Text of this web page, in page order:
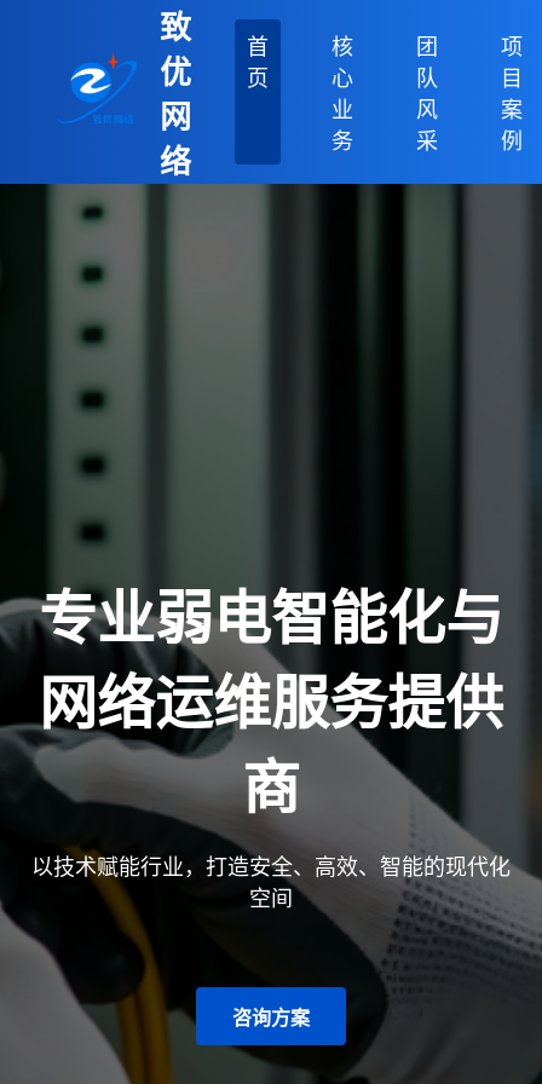
致
优
网
络
首
页
核
心
业
务
团
队
风
采
项
目
案
例
专业弱电智能化与
网络运维服务提供
商
以技术赋能行业，打造安全、高效、智能的现代化
空间
咨询方案